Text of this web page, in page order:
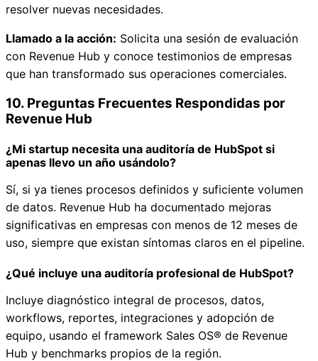
resolver nuevas necesidades.
Llamado a la acción: Solicita una sesión de evaluación
con Revenue Hub y conoce testimonios de empresas
que han transformado sus operaciones comerciales.
10. Preguntas Frecuentes Respondidas por
Revenue Hub
¿Mi startup necesita una auditoría de HubSpot si
apenas llevo un año usándolo?
Sí, si ya tienes procesos definidos y suficiente volumen
de datos. Revenue Hub ha documentado mejoras
significativas en empresas con menos de 12 meses de
uso, siempre que existan síntomas claros en el pipeline.
¿Qué incluye una auditoría profesional de HubSpot?
Incluye diagnóstico integral de procesos, datos,
workflows, reportes, integraciones y adopción de
equipo, usando el framework Sales OS® de Revenue
Hub y benchmarks propios de la región.